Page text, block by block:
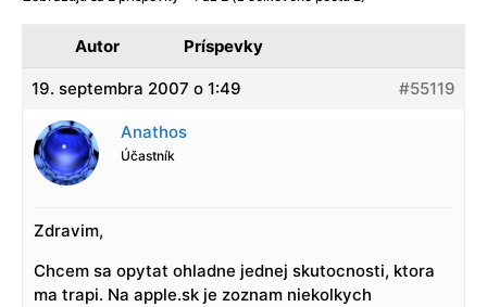
Autor Príspevky
19. septembra 2007 o 1:49 #55119
Anathos
Účastník
Zdravim,
Chcem sa opytat ohladne jednej skutocnosti, ktora
ma trapi. Na apple.sk je zoznam niekolkych